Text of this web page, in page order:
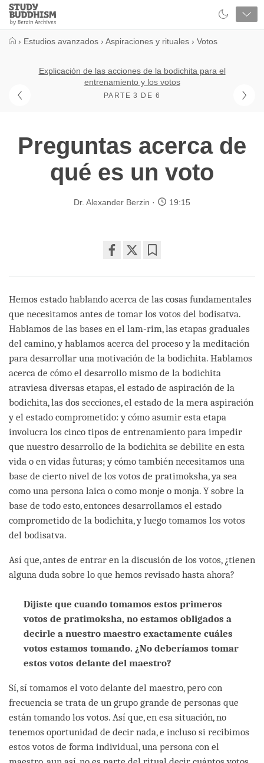
Close
Study
Buddhism
› Estudios avanzados › Aspiraciones y rituales › Votos
Explicación de las acciones de la bodichita para el
entrenamiento y los votos
PARTE 3 DE 6
Preguntas acerca de
qué es un voto
Dr. Alexander Berzin 19:15
on
Hemos estado hablando acerca de las cosas fundamentales
que necesitamos antes de tomar los votos del bodisatva.
Hablamos de las bases en el lam-rim, las etapas graduales
del camino, y hablamos acerca del proceso y la meditación
para desarrollar una motivación de la bodichita. Hablamos
acerca de cómo el desarrollo mismo de la bodichita
atraviesa diversas etapas, el estado de aspiración de la
bodichita, las dos secciones, el estado de la mera aspiración
y el estado comprometido: y cómo asumir esta etapa
involucra los cinco tipos de entrenamiento para impedir
que nuestro desarrollo de la bodichita se debilite en esta
vida o en vidas futuras; y cómo también necesitamos una
base de cierto nivel de los votos de pratimoksha, ya sea
como una persona laica o como monje o monja. Y sobre la
base de todo esto, entonces desarrollamos el estado
comprometido de la bodichita, y luego tomamos los votos
del bodisatva.
Así que, antes de entrar en la discusión de los votos, ¿tienen
alguna duda sobre lo que hemos revisado hasta ahora?
Dijiste que cuando tomamos estos primeros
votos de pratimoksha, no estamos obligados a
decirle a nuestro maestro exactamente cuáles
votos estamos tomando. ¿No deberíamos tomar
estos votos delante del maestro?
Sí, sí tomamos el voto delante del maestro, pero con
frecuencia se trata de un grupo grande de personas que
están tomando los votos. Así que, en esa situación, no
tenemos oportunidad de decir nada, e incluso si recibimos
estos votos de forma individual, una persona con el